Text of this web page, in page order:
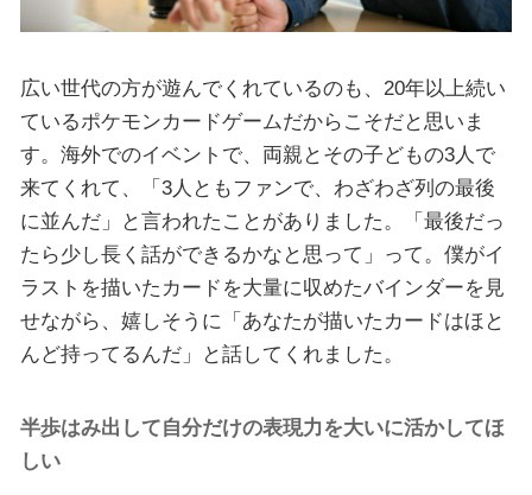
広い世代の方が遊んでくれているのも、20年以上続い
ているポケモンカードゲームだからこそだと思いま
す。海外でのイベントで、両親とその子どもの3人で
来てくれて、「3人ともファンで、わざわざ列の最後
に並んだ」と言われたことがありました。「最後だっ
たら少し長く話ができるかなと思って」って。僕がイ
ラストを描いたカードを大量に収めたバインダーを見
せながら、嬉しそうに「あなたが描いたカードはほと
んど持ってるんだ」と話してくれました。
半歩はみ出して自分だけの表現力を大いに活かしてほ
しい